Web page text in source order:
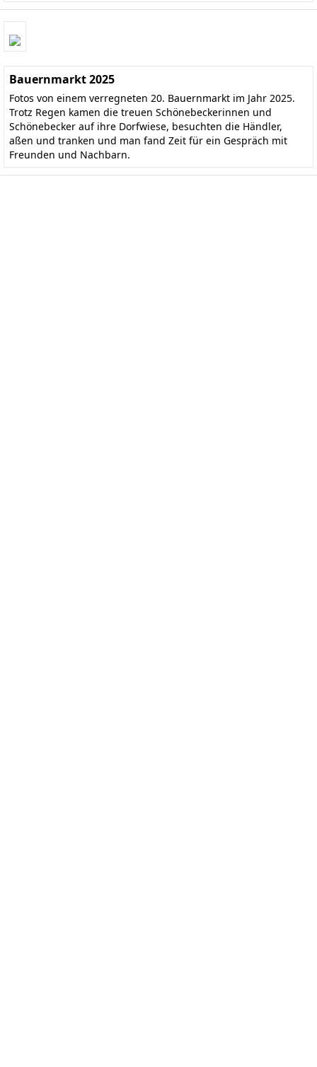
Bauernmarkt 2025
Fotos von einem verregneten 20. Bauernmarkt im Jahr 2025.
Trotz Regen kamen die treuen Schönebeckerinnen und
Schönebecker auf ihre Dorfwiese, besuchten die Händler,
aßen und tranken und man fand Zeit für ein Gespräch mit
Freunden und Nachbarn.